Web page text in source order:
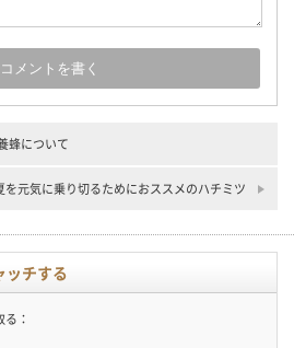
蜂について
を元気に乗り切るためにおススメのハチミツ
ッチする
：